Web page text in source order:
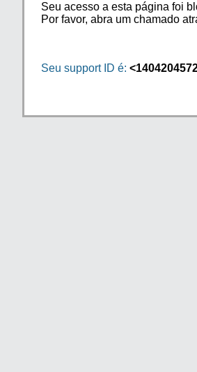
Seu acesso a esta página foi
Por favor, abra um chamado
Seu support ID é: